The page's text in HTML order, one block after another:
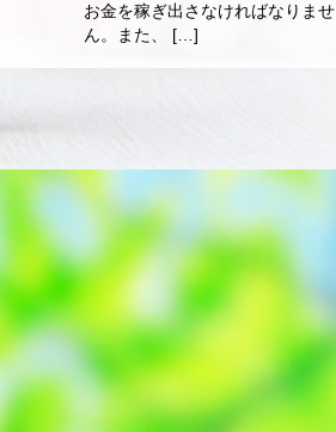
お金を稼ぎ出さなければなりませ
ん。また、 […]